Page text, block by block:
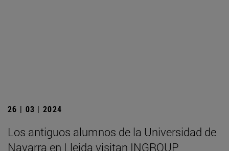
26 | 03 | 2024
Los antiguos alumnos de la Universidad de
Navarra en Lleida visitan INGROUP